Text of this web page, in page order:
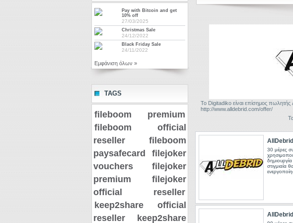
Pay with Bitcoin and get
10% off
27/03/2025
Christmas Sale
24/12/2022
Black Friday Sale
24/11/2022
Εμφάνιση όλων »
TAGS
fileboom premium
fileboom official
reseller
fileboom
paysafecard
filejoker
vouchers
filejoker
premium
filejoker
official reseller
keep2share official
reseller
keep2share
Το Digitadiko είναι επίσημος
http://www.alldebrid.com/offer/
30 μέρες
στιγμιαία